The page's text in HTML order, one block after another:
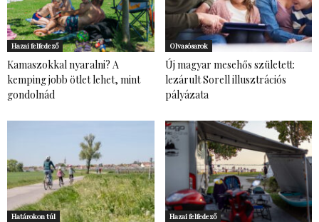
Hazai felfedező
Kamaszokkal nyaralni? A
kemping jobb ötlet lehet, mint
gondolnád
Olvasósarok
Új magyar mesehős született:
lezárult Sorell illusztrációs
pályázata
Határokon túl Hazai felfedező